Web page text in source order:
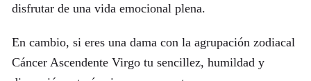
disfrutar de una vida emocional plena.
En cambio, si eres una dama con la agrupación zodiacal
Cáncer Ascendente Virgo tu sencillez, humildad y